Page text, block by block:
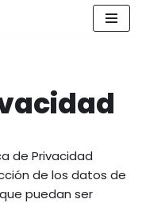
de Privacidad
de los datos de
puedan ser